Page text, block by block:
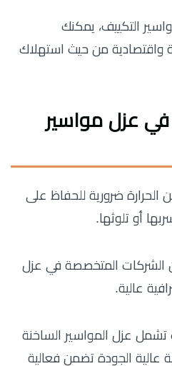
التكييف، يمكنك
واقتصادية من حيث استهلاك
عزل مواسير
الحرارة ضرورية للحفاظ على
أو تلوثها.
الشركات المتخصصة في عزل
عالية.
عزل المواسير الساخنة
عالية الجودة تضمن فعالية